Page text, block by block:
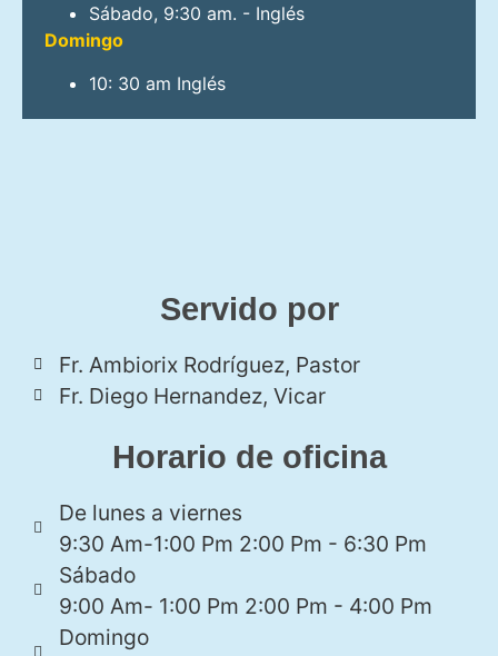
Sábado, 9:30 am. - Inglés
Domingo
10: 30 am Inglés
Servido por
Fr. Ambiorix Rodríguez, Pastor
Fr. Diego Hernandez, Vicar
Horario de oficina
De lunes a viernes
9:30 Am-1:00 Pm 2:00 Pm - 6:30 Pm
Sábado
9:00 Am- 1:00 Pm 2:00 Pm - 4:00 Pm
Domingo